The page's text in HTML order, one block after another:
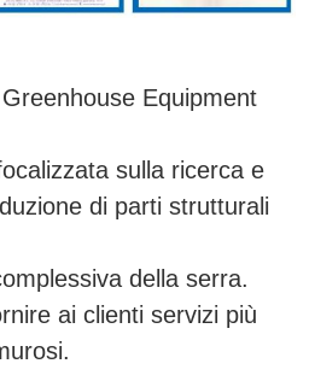
Equipment
sulla ricerca e
di parti strutturali
della serra.
ai clienti servizi più